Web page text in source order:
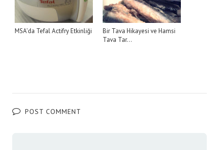
MSA'da Tefal Actifry Etkinliği
Bir Tava Hikayesi ve Hamsi
Tava Tar...
POST COMMENT